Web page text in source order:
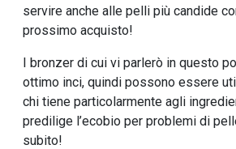
servire anche alle pelli più candide
prossimo acquisto!
I bronzer di cui vi parlerò in questo
ottimo inci, quindi possono essere
chi tiene particolarmente agli
predilige l’ecobio per problemi di
subito!